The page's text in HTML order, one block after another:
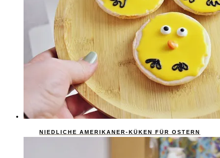
NIEDLICHE AMERIKANER-KÜKEN FÜR OSTERN